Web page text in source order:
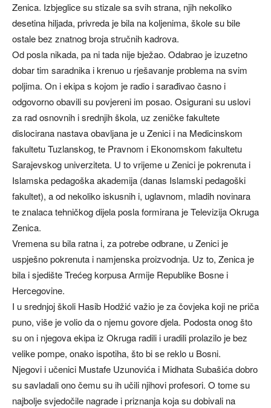
Zenica. Izbjeglice su stizale sa svih strana, njih nekoliko
desetina hiljada, privreda je bila na koljenima, škole su bile
ostale bez znatnog broja stručnih kadrova.
Od posla nikada, pa ni tada nije bježao. Odabrao je izuzetno
dobar tim saradnika i krenuo u rješavanje problema na svim
poljima. On i ekipa s kojom je radio i sarađivao časno i
odgovorno obavili su povjereni im posao. Osigurani su uslovi
za rad osnovnih i srednjih škola, uz zeničke fakultete
dislocirana nastava obavljana je u Zenici i na Medicinskom
fakultetu Tuzlanskog, te Pravnom i Ekonomskom fakultetu
Sarajevskog univerziteta. U to vrijeme u Zenici je pokrenuta i
Islamska pedagoška akademija (danas Islamski pedagoški
fakultet), a od nekoliko iskusnih i, uglavnom, mladih novinara
te znalaca tehničkog dijela posla formirana je Televizija Okruga
Zenica.
Vremena su bila ratna i, za potrebe odbrane, u Zenici je
uspješno pokrenuta i namjenska proizvodnja. Uz to, Zenica je
bila i sjedište Trećeg korpusa Armije Republike Bosne i
Hercegovine.
I u srednjoj školi Hasib Hodžić važio je za čovjeka koji ne priča
puno, više je volio da o njemu govore djela. Podosta onog što
su on i njegova ekipa iz Okruga radili i uradili prolazilo je bez
velike pompe, onako ispotiha, što bi se reklo u Bosni.
Njegovi i učenici Mustafe Uzunovića i Midhata Subašića dobro
su savladali ono čemu su ih učili njihovi profesori. O tome su
najbolje svjedočile nagrade i priznanja koja su dobivali na